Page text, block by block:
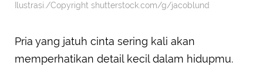
Ilustrasi./Copyright shutterstock.com/g/jacoblund
Pria yang jatuh cinta sering kali akan
memperhatikan detail kecil dalam hidupmu.